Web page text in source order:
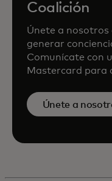
Coalición
Únete a nosotros
generar
Comunícate con
Mastercard para
Únete a